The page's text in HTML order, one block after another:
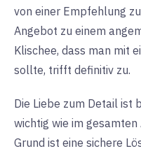
von einer Empfehlung
Angebot zu einem
Klischee, dass man mit
sollte, trifft definitiv zu.
Die Liebe zum Detail ist
wichtig wie im
Grund ist eine sichere